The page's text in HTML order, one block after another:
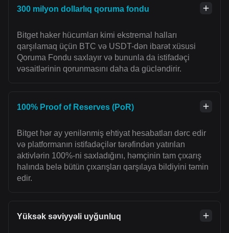
300 milyon dollarlıq qoruma fondu
Bitget haker hücumları kimi ekstremal halları
qarşılamaq üçün BTC və USDT-dən ibarət xüsusi
Qoruma Fondu saxlayır və bununla da istifadəçi
vəsaitlərinin qorunmasını daha da gücləndirir.
100% Proof of Reserves (PoR)
Bitget hər ay yenilənmiş ehtiyat hesabatları dərc edir
və platformanın istifadəçilər tərəfindən yatırılan
aktivlərin 100%-ni saxladığını, həmçinin tam çıxarış
halında belə bütün çıxarışları qarşılaya bildiyini təmin
edir.
Yüksək səviyyəli uyğunluq